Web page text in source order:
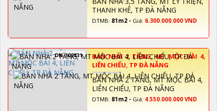
THANH KHÊ, TP ĐÀ NẴNG
DTMB: 81m2 - Giá: 6.300.000.000 VND
DN-102831
BÁN NHÀ 2 TẦNG, MT MỘC BÀI 4,
LIÊN CHIỂU, TP ĐÀ NẴNG
BÁN NHÀ 2 TẦNG, MT MỘC BÀI 4,
LIÊN CHIỂU, TP ĐÀ NẴNG
DTMB: 81m2 - Giá: 4.550.000.000 VND